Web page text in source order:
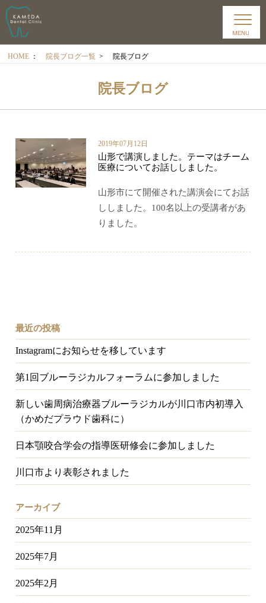
HOME ： 院長ブログ一覧 > 院長ブログ
院長ブログ
2019年07月12日
山形で講演しました。テーマはチーム
医療についてお話ししました。
山形市にて開催された講演会にてお話
ししました。100名以上の受講者があ
りました。
最近の投稿
Instagramにお知らせを移しています
第1回ブルーラジカルフォーラムに参加しました
新しい歯周病治療器ブルーラジカルが川口市内初導入
（かめだプラウド歯科に）
日本顎咬合学会の指導医研修会に参加しました
川口市より表彰されました
アーカイブ
2025年11月
2025年7月
2025年2月